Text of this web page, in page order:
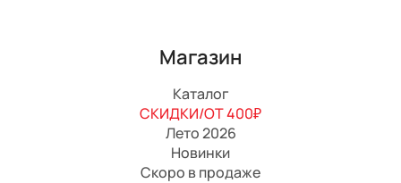
Магазин
Каталог
СКИДКИ/ОТ 400₽
Лето 2026
Новинки
Скоро в продаже